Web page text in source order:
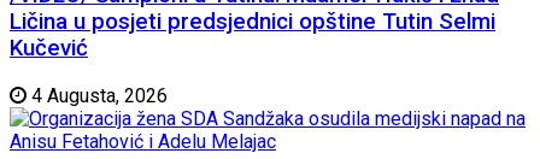
Ličina u posjeti predsjednici opštine Tutin Selmi
Kučević
4 Augusta, 2026